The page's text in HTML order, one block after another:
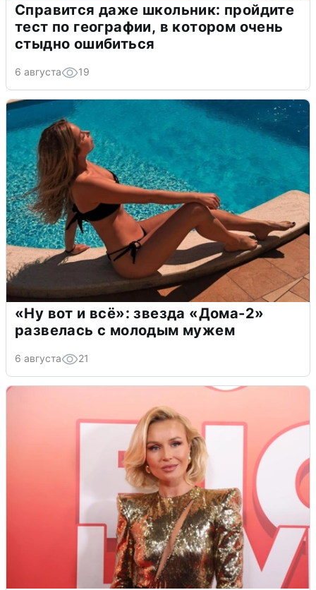
Справится даже школьник: пройдите
тест по географии, в котором очень
стыдно ошибиться
6 августа 19
«Ну вот и всё»: звезда «Дома-2»
развелась с молодым мужем
6 августа 21